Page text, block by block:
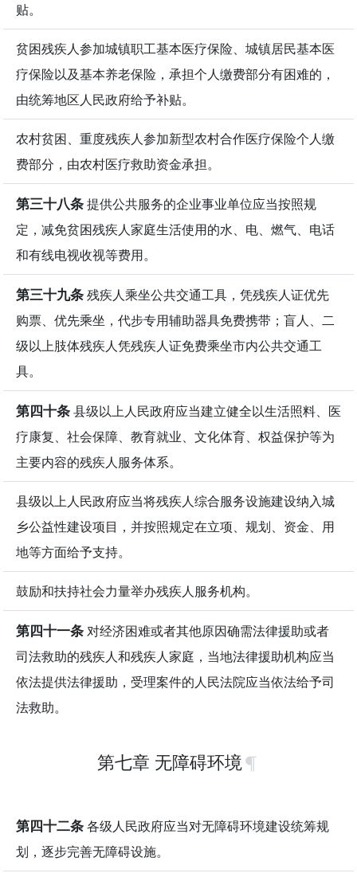
贴。
贫困残疾人参加城镇职工基本医疗保险、城镇居民基本医
疗保险以及基本养老保险，承担个人缴费部分有困难的，
由统筹地区人民政府给予补贴。
农村贫困、重度残疾人参加新型农村合作医疗保险个人缴
费部分，由农村医疗救助资金承担。
第三十八条提供公共服务的企业事业单位应当按照规
定，减免贫困残疾人家庭生活使用的水、电、燃气、电话
和有线电视收视等费用。
第三十九条残疾人乘坐公共交通工具，凭残疾人证优先
购票、优先乘坐，代步专用辅助器具免费携带；盲人、二
级以上肢体残疾人凭残疾人证免费乘坐市内公共交通工
具。
第四十条县级以上人民政府应当建立健全以生活照料、医
疗康复、社会保障、教育就业、文化体育、权益保护等为
主要内容的残疾人服务体系。
县级以上人民政府应当将残疾人综合服务设施建设纳入城
乡公益性建设项目，并按照规定在立项、规划、资金、用
地等方面给予支持。
鼓励和扶持社会力量举办残疾人服务机构。
第四十一条对经济困难或者其他原因确需法律援助或者
司法救助的残疾人和残疾人家庭，当地法律援助机构应当
依法提供法律援助，受理案件的人民法院应当依法给予司
法救助。
第七章 无障碍环境
第四十二条各级人民政府应当对无障碍环境建设统筹规
划，逐步完善无障碍设施。